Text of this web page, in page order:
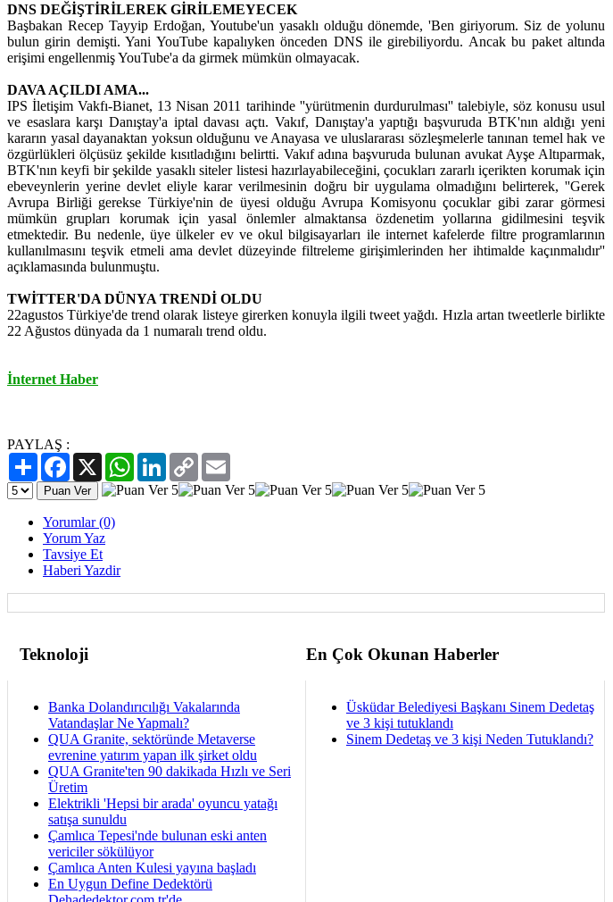
DNS DEĞİŞTİRİLEREK GİRİLEMEYECEK
Başbakan Recep Tayyip Erdoğan, Youtube'un yasaklı olduğu dönemde, 'Ben giriyorum. Siz de yolunu
bulun girin demişti. Yani YouTube kapalıyken önceden DNS ile girebiliyordu. Ancak bu paket altında
erişimi engellenmiş YouTube'a da girmek mümkün olmayacak.
DAVA AÇILDI AMA...
IPS İletişim Vakfı-Bianet, 13 Nisan 2011 tarihinde ''yürütmenin durdurulması'' talebiyle, söz konusu usul
ve esaslara karşı Danıştay'a iptal davası açtı. Vakıf, Danıştay'a yaptığı başvuruda BTK'nın aldığı yeni
kararın yasal dayanaktan yoksun olduğunu ve Anayasa ve uluslararası sözleşmelerle tanınan temel hak ve
özgürlükleri ölçüsüz şekilde kısıtladığını belirtti. Vakıf adına başvuruda bulunan avukat Ayşe Altıparmak,
BTK'nın keyfi bir şekilde yasaklı siteler listesi hazırlayabileceğini, çocukları zararlı içerikten korumak için
ebeveynlerin yerine devlet eliyle karar verilmesinin doğru bir uygulama olmadığını belirterek, ''Gerek
Avrupa Birliği gerekse Türkiye'nin de üyesi olduğu Avrupa Komisyonu çocuklar gibi zarar görmesi
mümkün grupları korumak için yasal önlemler almaktansa özdenetim yollarına gidilmesini teşvik
etmektedir. Bu nedenle, üye ülkeler ev ve okul bilgisayarları ile internet kafelerde filtre programlarının
kullanılmasını teşvik etmeli ama devlet düzeyinde filtreleme girişimlerinden her ihtimalde kaçınmalıdır''
açıklamasında bulunmuştu.
TWİTTER'DA DÜNYA TRENDİ OLDU
22agustos Türkiye'de trend olarak listeye girerken konuyla ilgili tweet yağdı. Hızla artan tweetlerle birlikte
22 Ağustos dünyada da 1 numaralı trend oldu.
İnternet Haber
PAYLAŞ :
PaylaşFacebook
X WhatsAppLinkedIn
Copy
Link
Yorumlar (0)
Yorum Yaz
Tavsiye Et
Haberi Yazdir
Teknoloji En Çok Okunan Haberler
Banka Dolandırıcılığı Vakalarında
Vatandaşlar Ne Yapmalı?
QUA Granite, sektöründe Metaverse
evrenine yatırım yapan ilk şirket oldu
QUA Granite'ten 90 dakikada Hızlı ve Seri
Üretim
Elektrikli 'Hepsi bir arada' oyuncu yatağı
satışa sunuldu
Çamlıca Tepesi'nde bulunan eski anten
vericiler sökülüyor
Çamlıca Anten Kulesi yayına başladı
En Uygun Define Dedektörü
Üsküdar Belediyesi Başkanı Sinem Dedetaş
ve 3 kişi tutuklandı
Sinem Dedetaş ve 3 kişi Neden Tutuklandı?